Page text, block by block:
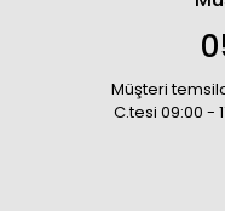
Müşteri
C.tesi 09:00 -